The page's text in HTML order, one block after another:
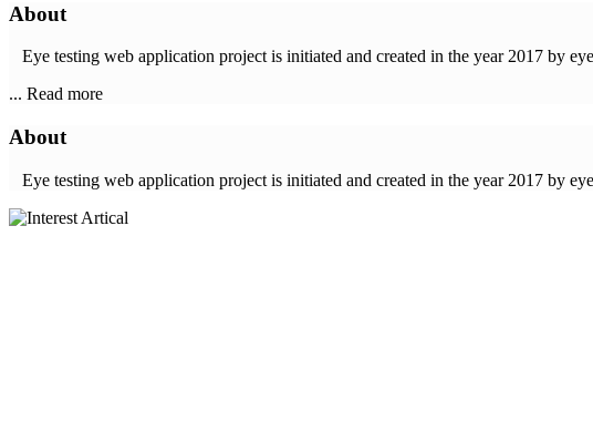
About
Eye testing web application project is initiated and created in the year 2017 by
... Read more
About
Eye testing web application project is initiated and created in the year 2017 by